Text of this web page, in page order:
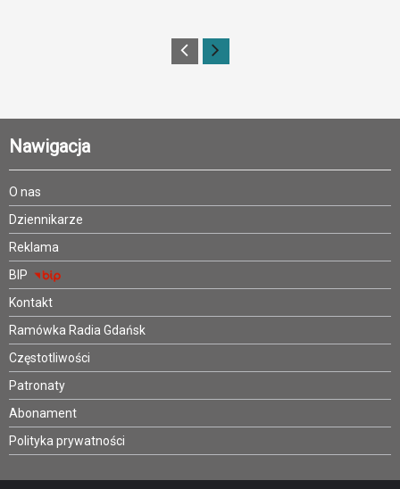
Nawigacja
O nas
Dziennikarze
Reklama
BIP
Kontakt
Ramówka Radia Gdańsk
Częstotliwości
Patronaty
Abonament
Polityka prywatności